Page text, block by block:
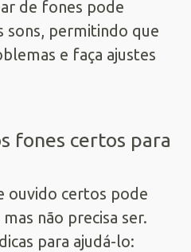
de fones pode
sons, permitindo que
e faça ajustes
fones certos para
ouvido certos pode
não precisa ser.
para ajudá-lo: